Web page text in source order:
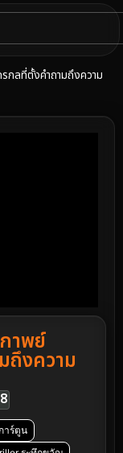
กลที่ตั้งคำถามถึงความ
าพย์
ถึงความ
าร์ตูน